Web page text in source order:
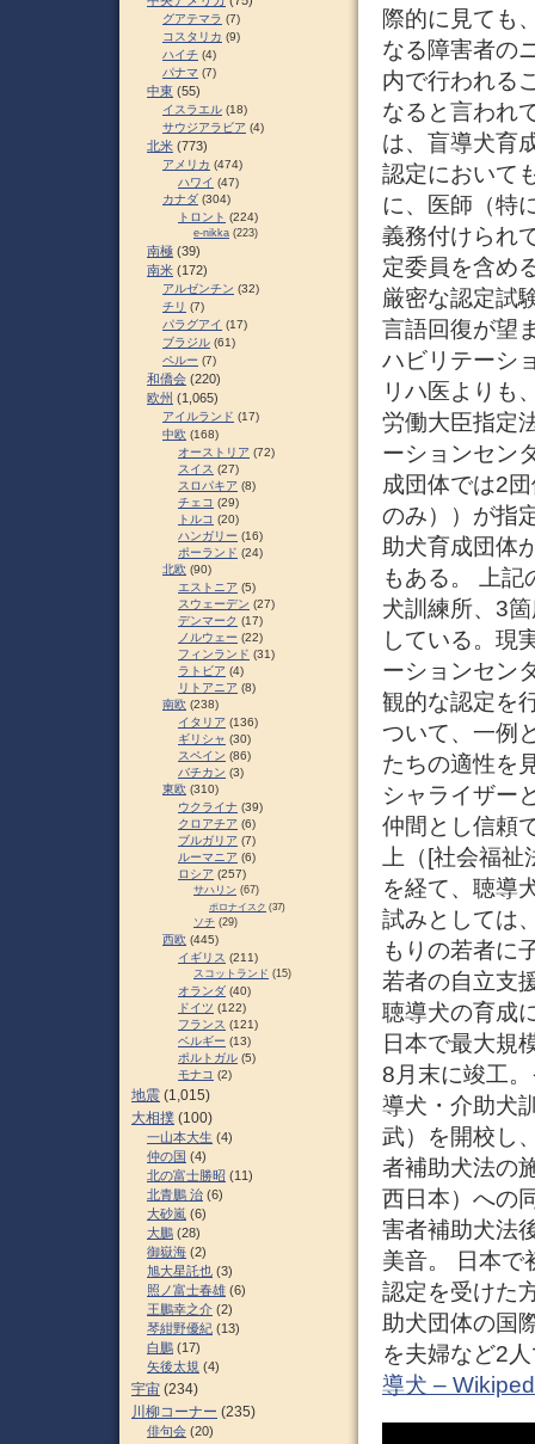
際的に見ても
なる障害者の
内で行われる
なると言われ
は、盲導犬育
認定において
に、医師（特
義務付けられ
定委員を含め
厳密な認定試
言語回復が望
ハビリテーシ
リハ医よりも
労働大臣指定
ーションセン
成団体では2
のみ））が指
助犬育成団体
もある。 上記
犬訓練所、3
している。現
ーションセン
観的な認定を
ついて、一例
たちの適性を
シャライザー
仲間とし信頼
上（[社会福
を経て、聴導
試みとしては
もりの若者に
若者の自立支
聴導犬の育成
日本で最大規
8月末に竣工
導犬・介助犬
武）を開校し
者補助犬法の
西日本）への
害者補助犬法
美音。 日本で
認定を受けた
助犬団体の国
を夫婦など2
導犬 –
グアテマラ (7)
コスタリカ (9)
ハイチ (4)
パナマ (7)
中東 (55)
イスラエル (18)
サウジアラビア (4)
北米 (773)
アメリカ (474)
ハワイ (47)
カナダ (304)
トロント (224)
e-nikka (223)
南極 (39)
南米 (172)
アルゼンチン (32)
チリ (7)
パラグアイ (17)
ブラジル (61)
ペルー (7)
和僑会 (220)
欧州 (1,065)
アイルランド (17)
中欧 (168)
オーストリア (72)
スイス (27)
スロパキア (8)
チェコ (29)
トルコ (20)
ハンガリー (16)
ポーランド (24)
北欧 (90)
エストニア (5)
スウェーデン (27)
デンマーク (17)
ノルウェー (22)
フィンランド (31)
ラトビア (4)
リトアニア (8)
南欧 (238)
イタリア (136)
ギリシャ (30)
スペイン (86)
バチカン (3)
東欧 (310)
ウクライナ (39)
クロアチア (6)
ブルガリア (7)
ルーマニア (6)
ロシア (257)
サハリン (67)
ポロナイスク (37)
ソチ (29)
西欧 (445)
イギリス (211)
スコットランド (15)
オランダ (40)
ドイツ (122)
フランス (121)
ベルギー (13)
ポルトガル (5)
モナコ (2)
地震 (1,015)
大相撲 (100)
一山本大生 (4)
仲の国 (4)
北の富士勝昭 (11)
北青鵬 治 (6)
大砂嵐 (6)
大鵬 (28)
御嶽海 (2)
旭大星託也 (3)
照ノ富士春雄 (6)
王鵬幸之介 (2)
琴紺野優紀 (13)
白鵬 (17)
矢後太規 (4)
宇宙 (234)
川柳コーナー (235)
俳句会 (20)